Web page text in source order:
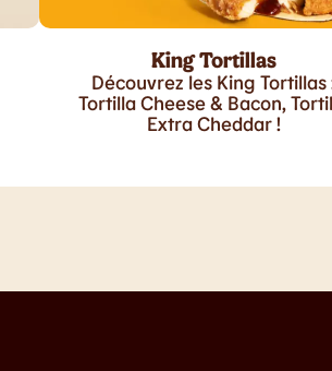
King Tortillas
Découvrez les King Tortillas
Tortilla Cheese & Bacon,
Extra Cheddar !